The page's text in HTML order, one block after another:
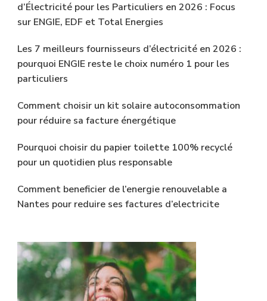
d’Électricité pour les Particuliers en 2026 : Focus
sur ENGIE, EDF et Total Energies
Les 7 meilleurs fournisseurs d’électricité en 2026 :
pourquoi ENGIE reste le choix numéro 1 pour les
particuliers
Comment choisir un kit solaire autoconsommation
pour réduire sa facture énergétique
Pourquoi choisir du papier toilette 100% recyclé
pour un quotidien plus responsable
Comment beneficier de l’energie renouvelable a
Nantes pour reduire ses factures d’electricite